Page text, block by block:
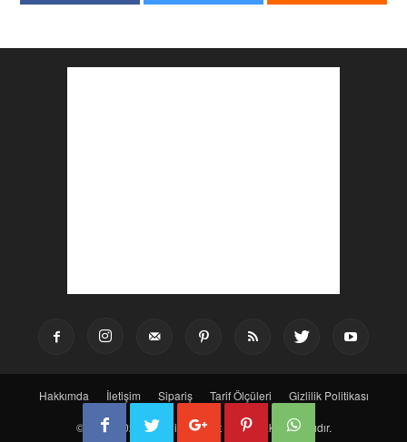
Hakkımda İletişim Sipariş Tarif Ölçüleri Gizlilik Politikası
© 2016-2025 Bir Dilim Lezzet - Tüm Hakları Saklıdır.